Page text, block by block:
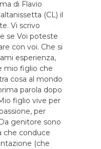
di Flavio
(CL) il
Vi scrivo
se Voi poteste
con voi. Che si
esperienza,
mio figlio che
cosa al mondo
parola dopo
figlio vive per
per
genitore sono
che conduce
(che